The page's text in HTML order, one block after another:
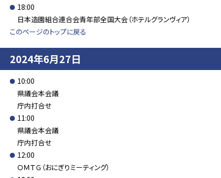
18:00
日本造園組合連合会青年部全国大会（ホテルグランヴィア）
このページのトップに戻る
2024年6月27日
10:00
県議会本会議
庁内打合せ
11:00
県議会本会議
庁内打合せ
12:00
ＯＭＴＧ（おにぎりミーティング）